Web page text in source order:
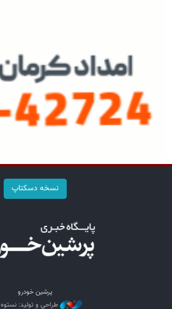
نسخه دسکتاپ
پرشین خودرو
طراحی و تولید: نستوه